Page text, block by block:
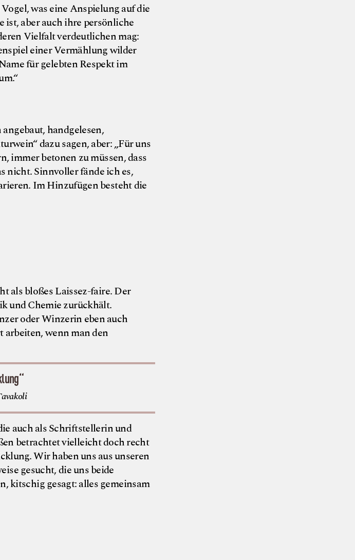
was eine Anspielung auf die
aber auch ihre persönliche
Vielfalt verdeutlichen mag:
einer Vermählung wilder
für gelebten Respekt im
handgelesen,
dazu sagen, aber: „Für uns
immer betonen zu müssen, dass
Sinnvoller fände ich es,
Im Hinzufügen besteht die
als bloßes Laissez-faire. Der
und Chemie zurückhält.
oder Winzerin eben auch
arbeiten, wenn man den
auch als Schriftstellerin und
betrachtet vielleicht doch recht
Wir haben uns aus unseren
gesucht, die uns beide
kitschig gesagt: alles gemeinsam